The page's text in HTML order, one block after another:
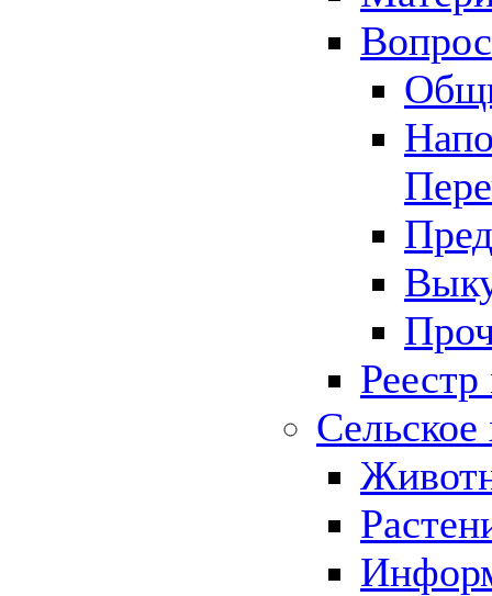
Сельское